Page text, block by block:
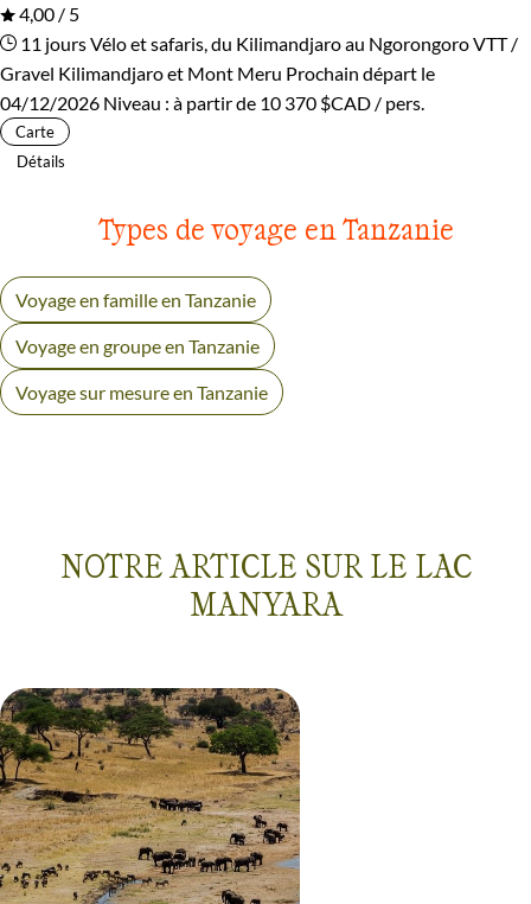
4,00 / 5
11 joursVélo et safaris, du Kilimandjaro au NgorongoroVTT /
Gravel Kilimandjaro et Mont Meru Prochain départ le
04/12/2026 Niveau : à partir de 10 370 $CAD / pers.
Carte
Détails
Types de voyage en Tanzanie
Voyage en famille en Tanzanie
Voyage en groupe en Tanzanie
Voyage sur mesure en Tanzanie
NOTRE ARTICLE SUR LE LAC
MANYARA